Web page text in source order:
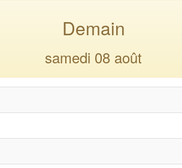
Demain
samedi 08 août